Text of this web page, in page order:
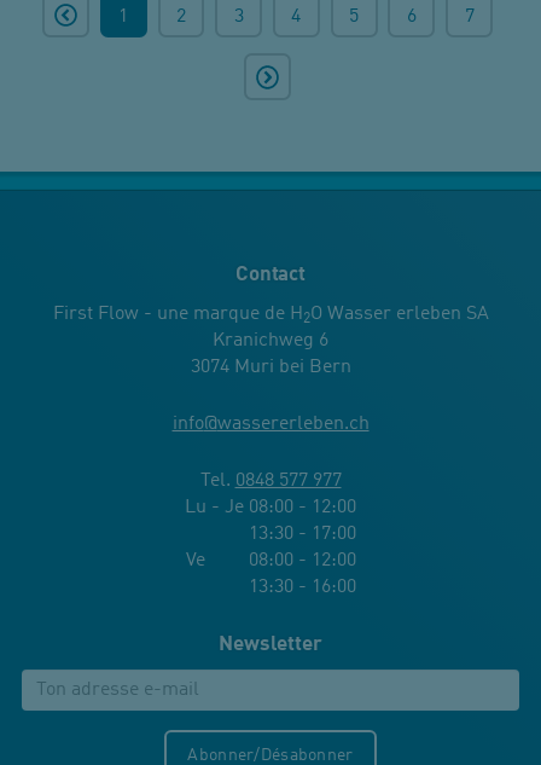
1 2 3 4 5 6 7
Contact
First Flow - une marque de H 2O Wasser erleben SA
Kranichweg 6
3074 Muri bei Bern
info@wassererleben.ch
Tel. 0848 577 977
Lu - Je 08:00 - 12:00
13:30 - 17:00
Ve 08:00 - 12:00
13:30 - 16:00
Newsletter
Abonner/Désabonner